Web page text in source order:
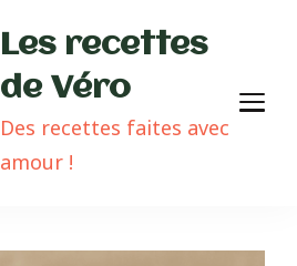
Les recettes
de Véro
Des recettes faites avec
amour !